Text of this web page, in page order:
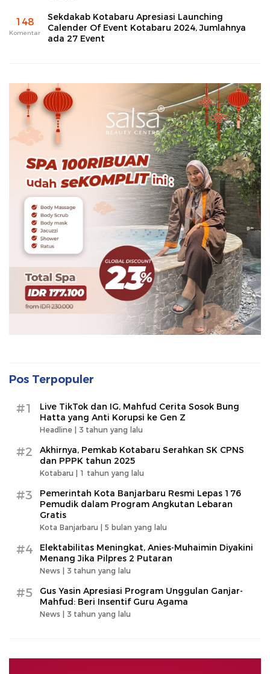
148
Komentar
Sekdakab Kotabaru Apresiasi Launching
Calender Of Event Kotabaru 2024, Jumlahnya
ada 27 Event
Pos Terpopuler
#1
Live TikTok dan IG, Mahfud Cerita Sosok Bung
Hatta yang Anti Korupsi ke Gen Z
Headline | 3 tahun yang lalu
#2
Akhirnya, Pemkab Kotabaru Serahkan SK CPNS
dan PPPK tahun 2025
Kotabaru | 1 tahun yang lalu
#3
Pemerintah Kota Banjarbaru Resmi Lepas 176
Pemudik dalam Program Angkutan Lebaran
Gratis
Kota Banjarbaru | 5 bulan yang lalu
#4
Elektabilitas Meningkat, Anies-Muhaimin Diyakini
Menang Jika Pilpres 2 Putaran
News | 3 tahun yang lalu
#5
Gus Yasin Apresiasi Program Unggulan Ganjar-
Mahfud: Beri Insentif Guru Agama
News | 3 tahun yang lalu